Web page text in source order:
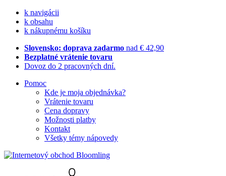
k navigácii
k obsahu
k nákupnému košíku
Slovensko: doprava zadarmo nad € 42,90
Bezplatné vrátenie tovaru
Dovoz do 2 pracovných dní.
Pomoc
Kde je moja objednávka?
Vrátenie tovaru
Cena dopravy
Možnosti platby
Kontakt
Všetky témy nápovedy